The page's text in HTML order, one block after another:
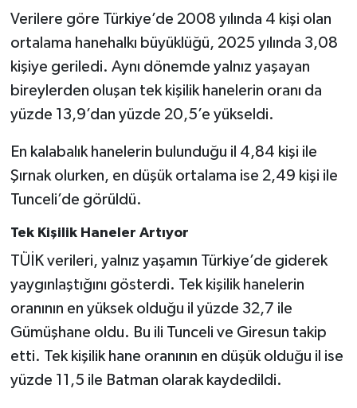
Verilere göre Türkiye’de 2008 yılında 4 kişi olan
ortalama hanehalkı büyüklüğü, 2025 yılında 3,08
kişiye geriledi. Aynı dönemde yalnız yaşayan
bireylerden oluşan tek kişilik hanelerin oranı da
yüzde 13,9’dan yüzde 20,5’e yükseldi.
En kalabalık hanelerin bulunduğu il 4,84 kişi ile
Şırnak olurken, en düşük ortalama ise 2,49 kişi ile
Tunceli’de görüldü.
Tek Kişilik Haneler Artıyor
TÜİK verileri, yalnız yaşamın Türkiye’de giderek
yaygınlaştığını gösterdi. Tek kişilik hanelerin
oranının en yüksek olduğu il yüzde 32,7 ile
Gümüşhane oldu. Bu ili Tunceli ve Giresun takip
etti. Tek kişilik hane oranının en düşük olduğu il ise
yüzde 11,5 ile Batman olarak kaydedildi.